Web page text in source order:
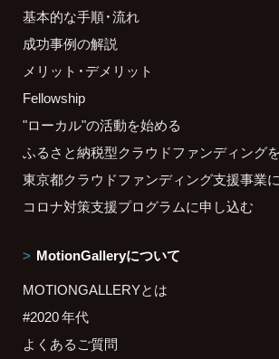
基本的な手順・流れ
成功事例の解説
メリット・デメリット
Fellowship
"ローカル"の活動を始める
ふるさと納税型クラウドファンディング
東京都クラウドファンディング支援事業
コロナ対策支援プログラムに申し込む
MotionGalleryについて
MOTIONGALLERYとは
#2020 年代
よくあるご質問